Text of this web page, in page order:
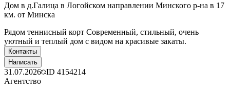
Дом в д.Галица в Логойском направлении Минского р-на в 17
км. от Минска
Рядом теннисный корт Современный, стильный, очень
уютный и теплый дом с видом на красивые закаты.
Контакты
Написать
31.07.2026 ID 4154214
Агентство